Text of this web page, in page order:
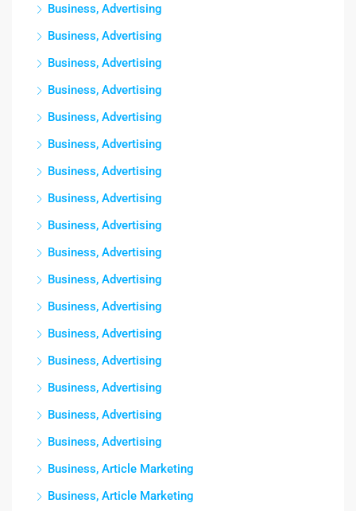
Business, Advertising
Business, Advertising
Business, Advertising
Business, Advertising
Business, Advertising
Business, Advertising
Business, Advertising
Business, Advertising
Business, Advertising
Business, Advertising
Business, Advertising
Business, Advertising
Business, Advertising
Business, Advertising
Business, Advertising
Business, Advertising
Business, Advertising
Business, Article Marketing
Business, Article Marketing